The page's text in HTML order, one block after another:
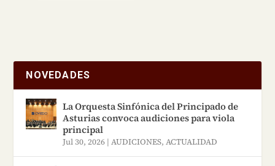
principal. A través de esta
desarrollamos el talento de
sus estudiantes a nivel
intelectual, físico, artístico
y personal. Ofrecemos
NOVEDADES
La Orquesta Sinfónica del Principado de
Asturias convoca audiciones para viola
principal
Jul 30, 2026 |AUDICIONES,ACTUALIDAD